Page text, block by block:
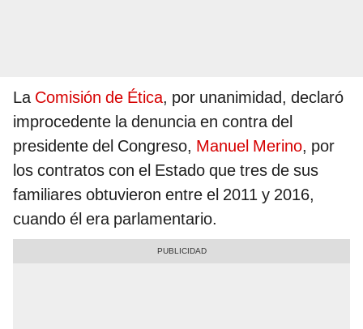
La Comisión de Ética, por unanimidad, declaró
improcedente la denuncia en contra del
presidente del Congreso, Manuel Merino, por
los contratos con el Estado que tres de sus
familiares obtuvieron entre el 2011 y 2016,
cuando él era parlamentario.